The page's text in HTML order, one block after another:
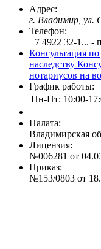
Адрес:
г. Владимир, ул.
Телефон:
+7 4922 32-1... -
Консультация
наследству
нотариусов на
График работы:
Пн-Пт: 10:00-
Палата:
Владимирская
Лицензия:
№006281 от
Приказ:
№153/0803 от